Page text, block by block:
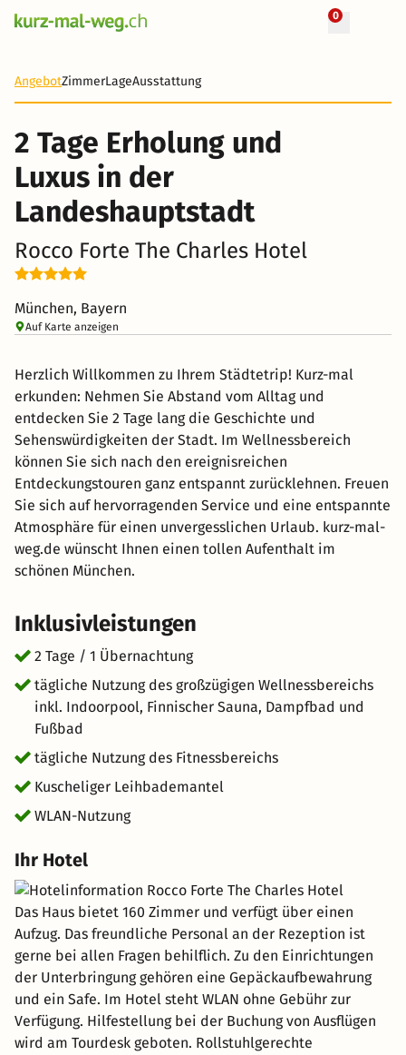
0
AngebotZimmerLageAusstattung
2 Tage Erholung und
Luxus in der
Landeshauptstadt
Rocco Forte The Charles Hotel
München, Bayern
Auf Karte anzeigen
Herzlich Willkommen zu Ihrem Städtetrip! Kurz-mal
erkunden: Nehmen Sie Abstand vom Alltag und
entdecken Sie 2 Tage lang die Geschichte und
Sehenswürdigkeiten der Stadt. Im Wellnessbereich
können Sie sich nach den ereignisreichen
Entdeckungstouren ganz entspannt zurücklehnen. Freuen
Sie sich auf hervorragenden Service und eine entspannte
Atmosphäre für einen unvergesslichen Urlaub. kurz-mal-
weg.de wünscht Ihnen einen tollen Aufenthalt im
schönen München.
Inklusivleistungen
2 Tage / 1 Übernachtung
tägliche Nutzung des großzügigen Wellnessbereichs
inkl. Indoorpool, Finnischer Sauna, Dampfbad und
Fußbad
tägliche Nutzung des Fitnessbereichs
Kuscheliger Leihbademantel
WLAN-Nutzung
Ihr Hotel
Das Haus bietet 160 Zimmer und verfügt über einen
Aufzug. Das freundliche Personal an der Rezeption ist
gerne bei allen Fragen behilflich. Zu den Einrichtungen
der Unterbringung gehören eine Gepäckaufbewahrung
und ein Safe. Im Hotel steht WLAN ohne Gebühr zur
Verfügung. Hilfestellung bei der Buchung von Ausflügen
wird am Tourdesk geboten. Rollstuhlgerechte